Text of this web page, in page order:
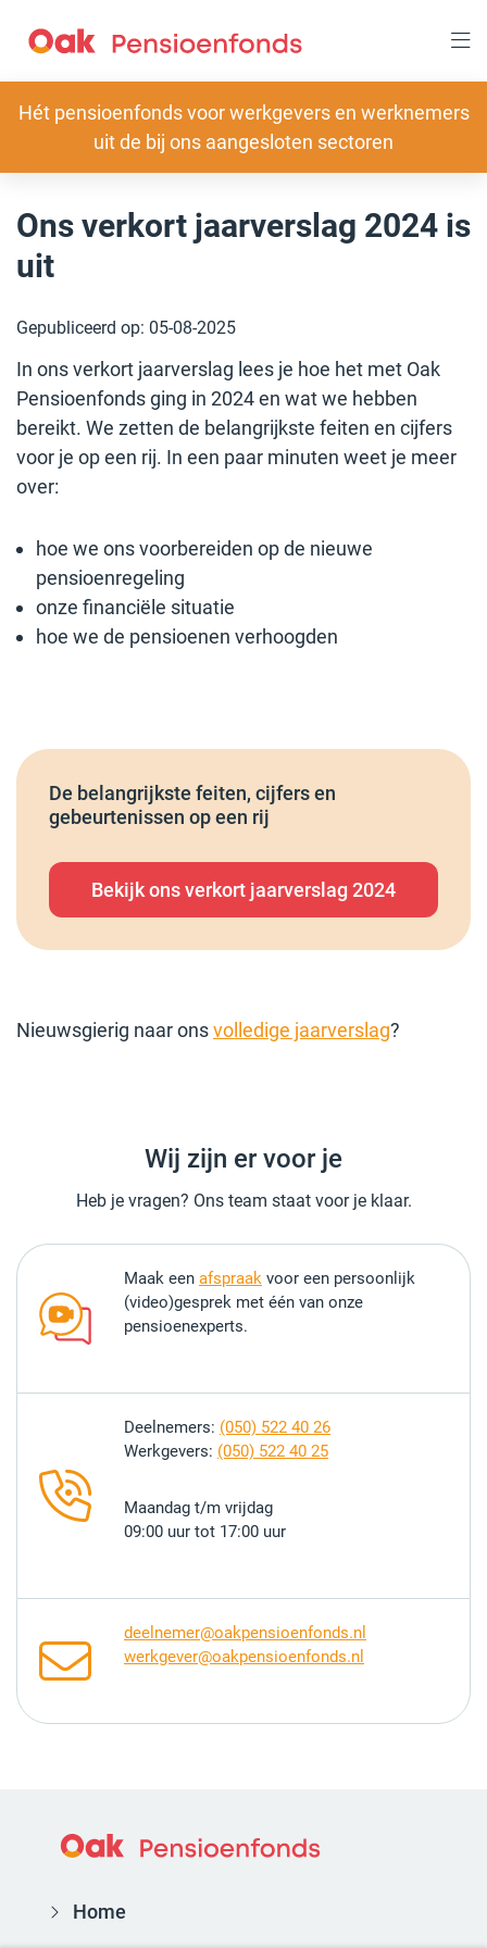
naar
gaan
Slogan
Hét pensioenfonds voor werkgevers en werknemers
uit de bij ons aangesloten sectoren
Ons verkort jaarverslag 2024 is
uit
Gepubliceerd op: 05-08-2025
In ons verkort jaarverslag lees je hoe het met Oak
Pensioenfonds ging in 2024 en wat we hebben
bereikt. We zetten de belangrijkste feiten en cijfers
voor je op een rij. In een paar minuten weet je meer
over:
hoe we ons voorbereiden op de nieuwe
pensioenregeling
onze financiële situatie
hoe we de pensioenen verhoogden
De belangrijkste feiten, cijfers en
gebeurtenissen op een rij
Bekijk ons verkort jaarverslag 2024
Nieuwsgierig naar onsvolledige jaarverslag?
Wij zijn er voor je
Heb je vragen? Ons team staat voor je klaar.
Maak een afspraak voor een persoonlijk
(video)gesprek met één van onze
pensioenexperts.
Deelnemers: (050) 522 40 26
Werkgevers: (050) 522 40 25
Maandag t/m vrijdag
09:00 uur tot 17:00 uur
deelnemer@oakpensioenfonds.nl
werkgever@oakpensioenfonds.nl
Home